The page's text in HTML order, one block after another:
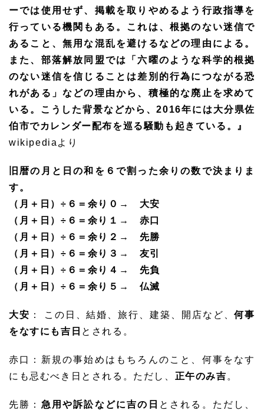
ーでは使用せず、掲載を取りやめるよう行政指導を
行っている機関もある。これは、根拠のない迷信で
あること、無用な混乱を避けるなどの理由による。
また、部落解放同盟では「六曜のような科学的根拠
のない迷信を信じることは差別的行為につながる恐
れがある」などの理由から、積極的な廃止を求めて
いる。こうした背景などから、2016年には大分県佐
伯市でカレンダー配布を巡る騒動も起きている。』
wikipediaより
旧暦の月と日の和を６で割った余りの数で決まりま
す。
（月＋日）÷６＝余り０→ 大安
（月＋日）÷６＝余り１→ 赤口
（月＋日）÷６＝余り２→ 先勝
（月＋日）÷６＝余り３→ 友引
（月＋日）÷６＝余り４→ 先負
（月＋日）÷６＝余り５→ 仏滅
大安 ： この日、結婚、旅行、建築、開店など、何事
をなすにも吉日 とされる。
赤口：新規の事始めはもちろんのこと、何事をなす
にも忌むべき日とされる。ただし、 正午のみ吉 。
先勝： 急用や訴訟などに吉の日 とされる。ただし、